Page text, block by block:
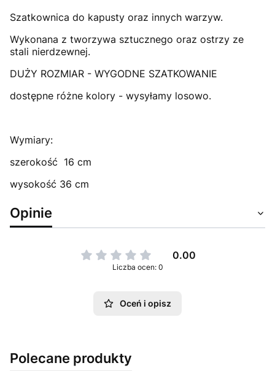
Szatkownica do kapusty oraz innych warzyw.
Wykonana z tworzywa sztucznego oraz ostrzy ze
stali nierdzewnej.
DUŻY ROZMIAR - WYGODNE SZATKOWANIE
dostępne różne kolory - wysyłamy losowo.
Wymiary:
szerokość 16 cm
wysokość 36 cm
Opinie
0.00
Liczba ocen: 0
Oceń i opisz
Polecane produkty